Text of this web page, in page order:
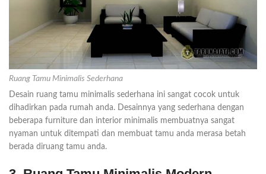
Ruang Tamu Minimalis Sederhana
Desain ruang tamu minimalis sederhana ini sangat cocok untuk
dihadirkan pada rumah anda. Desainnya yang sederhana dengan
beberapa furniture dan interior minimalis membuatnya sangat
nyaman untuk ditempati dan membuat tamu anda merasa betah
berada diruang tamu anda.